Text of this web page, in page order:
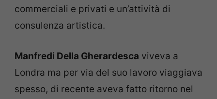
commerciali e privati e un’attività di
consulenza artistica.
Manfredi Della Gherardesca viveva a
Londra ma per via del suo lavoro viaggiava
spesso, di recente aveva fatto ritorno nel